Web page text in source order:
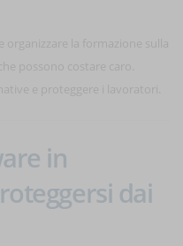
in
dai